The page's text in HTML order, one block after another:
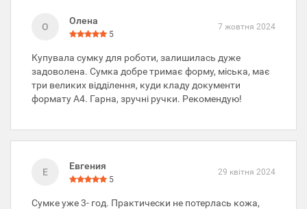
О
Олена
5
7 жовтня 2024
Купувала сумку для роботи, залишилась дуже
задоволена. Сумка добре тримає форму, міська, має
три великих відділення, куди кладу документи
формату А4. Гарна, зручні ручки. Рекомендую!
Е
Евгения
5
29 квітня 2024
Сумке уже 3- год. Практически не потерлась кожа,